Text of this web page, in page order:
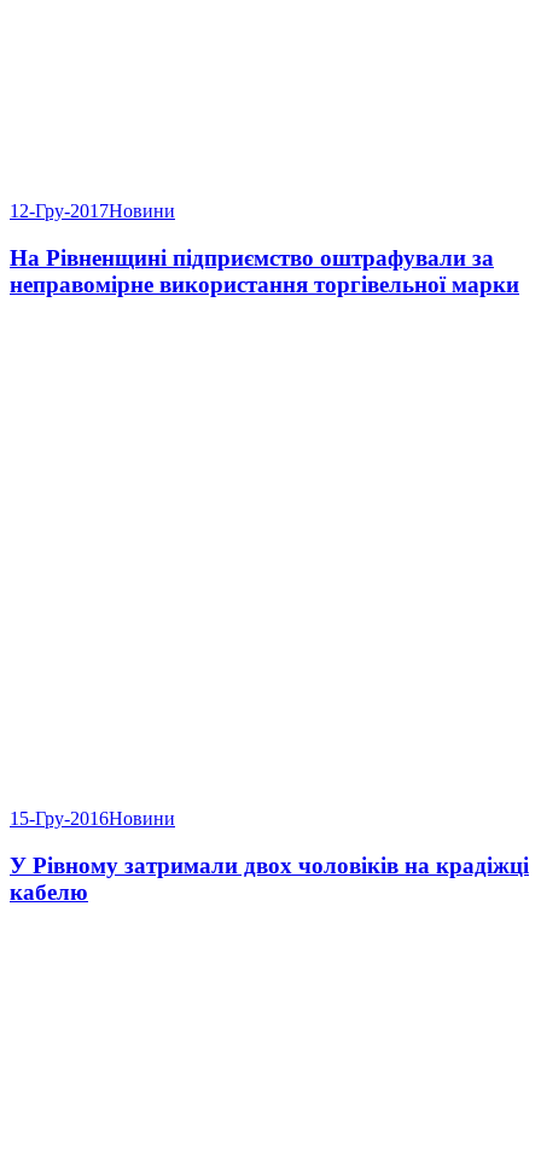
12-Гру-2017Новини
На Рівненщині підприємство оштрафували за
неправомірне використання торгівельної марки
15-Гру-2016Новини
У Рівному затримали двох чоловіків на крадіжці
кабелю